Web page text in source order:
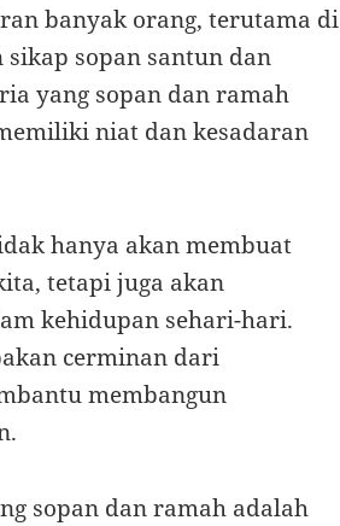
banyak orang, terutama di
sopan santun dan
yang sopan dan ramah
niat dan kesadaran
hanya akan membuat
tetapi juga akan
kehidupan sehari-hari.
cerminan dari
membangun
sopan dan ramah adalah